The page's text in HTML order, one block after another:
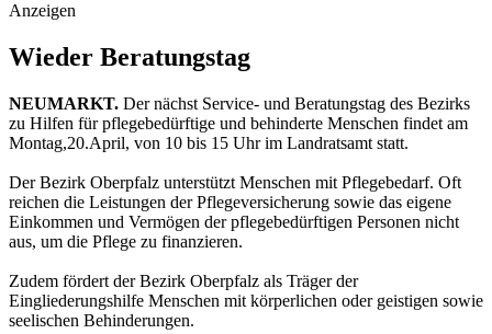
Anzeigen
Wieder Beratungstag
NEUMARKT. Der nächst Service- und Beratungstag des Bezirks
zu Hilfen für pflegebedürftige und behinderte Menschen findet am
Montag,20.April, von 10 bis 15 Uhr im Landratsamt statt.
Der Bezirk Oberpfalz unterstützt Menschen mit Pflegebedarf. Oft
reichen die Leistungen der Pflegeversicherung sowie das eigene
Einkommen und Vermögen der pflegebedürftigen Personen nicht
aus, um die Pflege zu finanzieren.
Zudem fördert der Bezirk Oberpfalz als Träger der
Eingliederungshilfe Menschen mit körperlichen oder geistigen sowie
seelischen Behinderungen.